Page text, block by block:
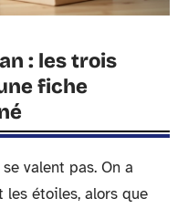
: les trois
fiche
valent pas. On a
étoiles, alors que